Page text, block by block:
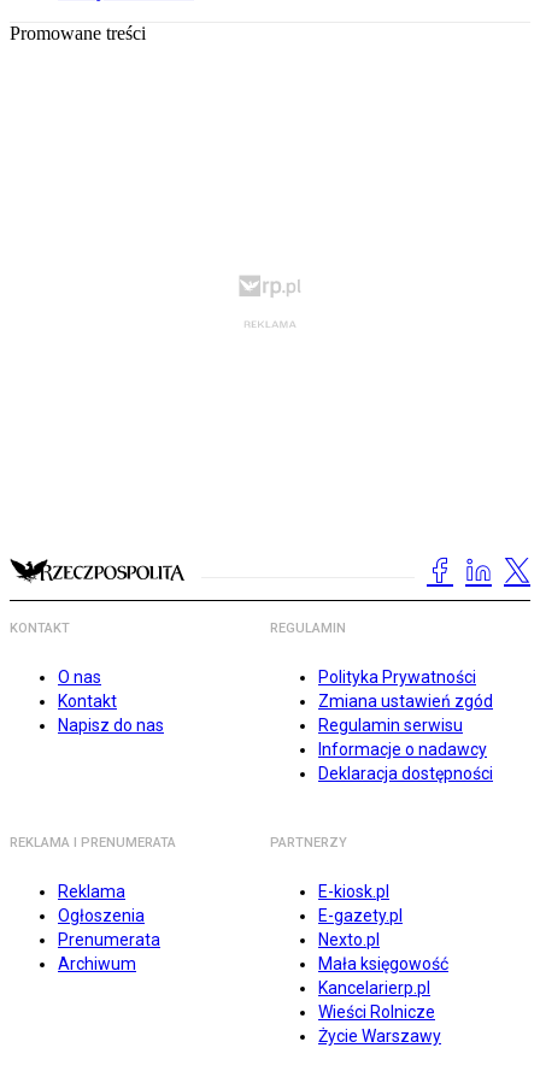
Promowane treści
KONTAKT
O nas
Kontakt
Napisz do nas
REGULAMIN
Polityka Prywatności
Zmiana ustawień zgód
Regulamin serwisu
Informacje o nadawcy
Deklaracja dostępności
REKLAMA I PRENUMERATA
Reklama
Ogłoszenia
Prenumerata
Archiwum
PARTNERZY
E-kiosk.pl
E-gazety.pl
Nexto.pl
Mała księgowość
Kancelarierp.pl
Wieści Rolnicze
Życie Warszawy